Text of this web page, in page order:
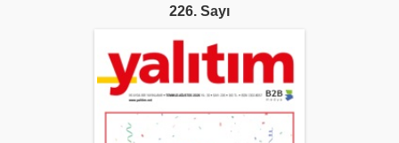
226. Sayı